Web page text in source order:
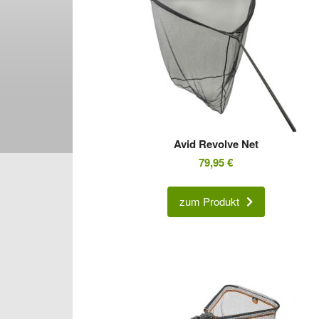
Avid Revolve Net
79,95€
zum Produkt